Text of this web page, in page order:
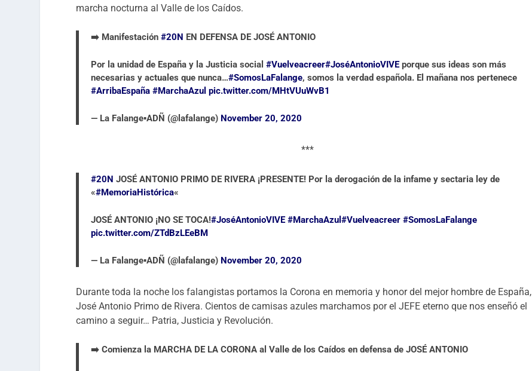
marcha nocturna al Valle de los Caídos.
➡️ Manifestación#20N EN DEFENSA DE JOSÉ ANTONIO
Por la unidad de España y la Justicia social#Vuelveacreer#JoséAntonioVIVEporque sus ideas son más
necesarias y actuales que nunca…#SomosLaFalange, somos la verdad española. El mañana nos pertenece
#ArribaEspaña #MarchaAzul pic.twitter.com/MHtVUuWvB1
— La Falange▪️ADÑ (@lafalange) November 20, 2020
***
#20N JOSÉ ANTONIO PRIMO DE RIVERA ¡PRESENTE! Por la derogación de la infame y sectaria ley de
«#MemoriaHistórica«
JOSÉ ANTONIO ¡NO SE TOCA!#JoséAntonioVIVE #MarchaAzul#Vuelveacreer #SomosLaFalange
pic.twitter.com/ZTdBzLEeBM
— La Falange▪️ADÑ (@lafalange) November 20, 2020
Durante toda la noche los falangistas portamos la Corona en memoria y honor del mejor hombre de España,
José Antonio Primo de Rivera. Cientos de camisas azules marchamos por el JEFE eterno que nos enseñó el
camino a seguir… Patria, Justicia y Revolución.
➡️ Comienza la MARCHA DE LA CORONA al Valle de los Caídos en defensa de JOSÉ ANTONIO